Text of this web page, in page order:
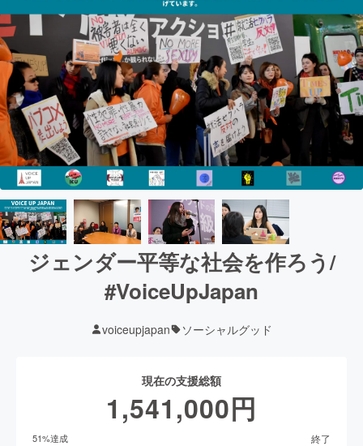
ジェンダー平等な社会を作ろう/
#VoiceUpJapan
voiceupjapan ソーシャルグッド
現在の支援総額
1,541,000円
51%達成 終了